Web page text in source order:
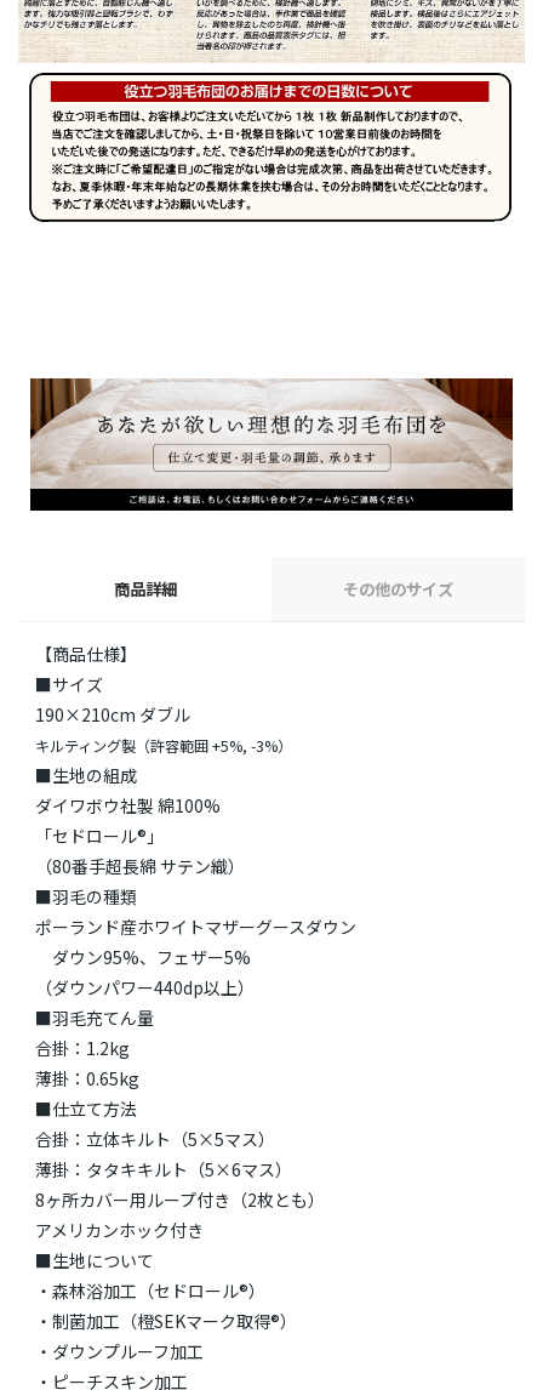
商品詳細 その他のサイズ
【商品仕様】
■サイズ
190×210cm ダブル
キルティング製（許容範囲 +5%, -3%）
■生地の組成
ダイワボウ社製 綿100%
「セドロール®」
（80番手超長綿 サテン織）
■羽毛の種類
ポーランド産ホワイトマザーグースダウン
ダウン95%、フェザー5%
（ダウンパワー440dp以上）
■羽毛充てん量
合掛：1.2kg
薄掛：0.65kg
■仕立て方法
合掛：立体キルト（5×5マス）
薄掛：タタキキルト（5×6マス）
8ヶ所カバー用ループ付き（2枚とも）
アメリカンホック付き
■生地について
・森林浴加工（セドロール®）
・制菌加工（橙SEKマーク取得®）
・ダウンプルーフ加工
・ピーチスキン加工